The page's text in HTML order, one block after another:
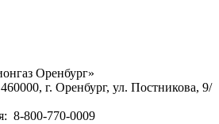
Оренбург»
г. Оренбург, ул. Постникова, 9/
8-800-770-0009